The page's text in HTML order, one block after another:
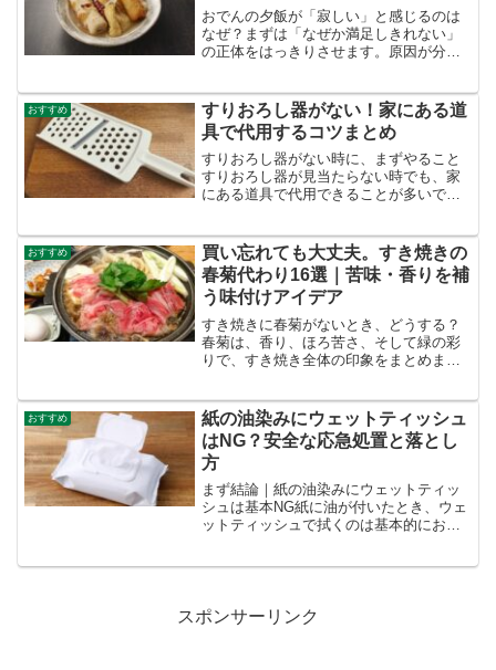
おでんの夕飯が「寂しい」と感じるのは
なぜ？まずは「なぜか満足しきれない」
の正体をはっきりさせます。原因が分か
頑張って品数を増やすことではなく、
**“足りないポイントを的...
おすすめ
すりおろし器がない！家にある道
具で代用するコツまとめ
すりおろし器がない時に、まずやること
すりおろし器が見当たらない時でも、家
にある道具で代用できることが多いで
できる物」を探してみましょう。いきな
り完ぺきな「すりおろし」を...
おすすめ
買い忘れても大丈夫。すき焼きの
春菊代わり16選｜苦味・香りを補
う味付けアイデア
すき焼きに春菊がないとき、どうする？
春菊は、香り、ほろ苦さ、そして緑の彩
りで、すき焼き全体の印象をまとめま
そんなときでも、味の方向性を整理すれ
ば、代わりの野菜で満足度の...
おすすめ
紙の油染みにウェットティッシュ
はNG？安全な応急処置と落とし
方
まず結論｜紙の油染みにウェットティッ
シュは基本NG紙に油が付いたとき、ウェ
ットティッシュで拭くのは基本的におす
スポンサーリンク